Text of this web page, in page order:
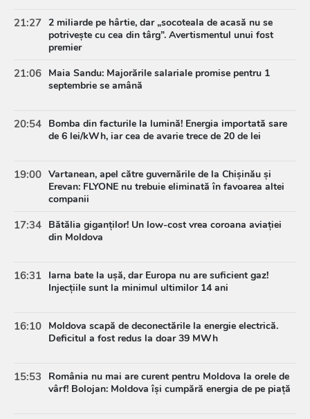
21:27 2 miliarde pe hârtie, dar „socoteala de acasă nu se
potrivește cu cea din târg”. Avertismentul unui fost
premier
21:06 Maia Sandu: Majorările salariale promise pentru 1
septembrie se amână
20:54 Bomba din facturile la lumină! Energia importată sare
de 6 lei/kWh, iar cea de avarie trece de 20 de lei
19:00 Vartanean, apel către guvernările de la Chișinău și
Erevan: FLYONE nu trebuie eliminată în favoarea altei
companii
17:34 Bătălia giganților! Un low-cost vrea coroana aviației
din Moldova
16:31 Iarna bate la ușă, dar Europa nu are suficient gaz!
Injecțiile sunt la minimul ultimilor 14 ani
16:10 Moldova scapă de deconectările la energie electrică.
Deficitul a fost redus la doar 39 MWh
15:53
România nu mai are curent pentru Moldova la orele de
vârf! Bolojan: Moldova își cumpără energia de pe piață